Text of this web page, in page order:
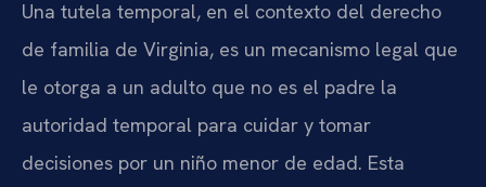
Una tutela temporal, en el contexto del derecho
de familia de Virginia, es un mecanismo legal que
le otorga a un adulto que no es el padre la
autoridad temporal para cuidar y tomar
decisiones por un niño menor de edad. Esta